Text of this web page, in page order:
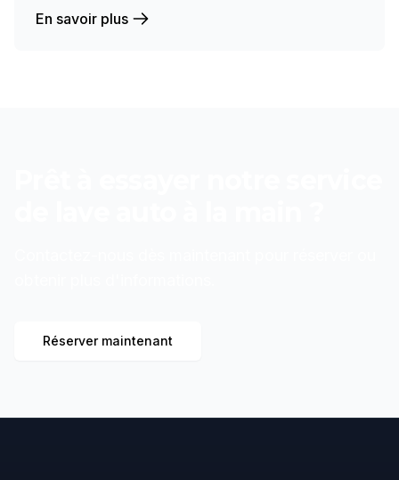
En savoir plus
Réserver maintenant